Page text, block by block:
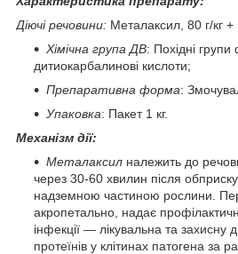
Діючі речовини: Металаксил, 80 г/кг
Хімічна група ДВ: Похідні
дитиокарбалинові кислоти;
Препаративна форма:
Упаковка: Пакет 1 кг.
Механізм дії:
Металаксил належить до
через 30-60 хвилин після
надземною частиною рослини.
акропетально, надає
інфекції — лікувальна та захисну
протеїнів у клітинах патогена за